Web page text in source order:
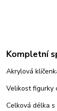
Kompletní
Akrylová
Velikost figurky
Celková délka s